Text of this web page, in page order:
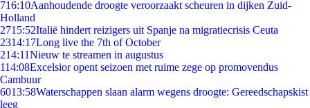
716:10Aanhoudende droogte veroorzaakt scheuren in dijken Zuid-
Holland
2715:52Italië hindert reizigers uit Spanje na migratiecrisis Ceuta
2314:17Long live the 7th of October
214:11Nieuw te streamen in augustus
114:08Excelsior opent seizoen met ruime zege op promovendus
Cambuur
6013:58Waterschappen slaan alarm wegens droogte: Gereedschapskist
leeg